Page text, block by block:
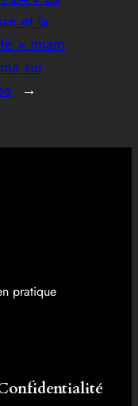
et la
» imam
sur
→
pratique